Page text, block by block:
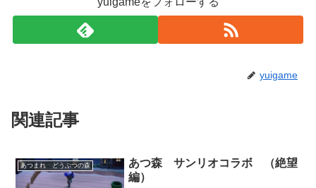
yuigame
関連記事
あつまれ どうぶつの森
あつ森 サンリオコラボ （絶望
編）